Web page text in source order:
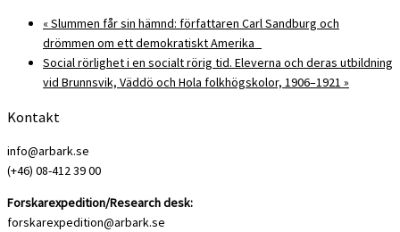
«Slummen får sin hämnd: författaren Carl Sandburg och
drömmen om ett demokratiskt Amerika
Social rörlighet i en socialt rörig tid. Eleverna och deras utbildning
vid Brunnsvik, Väddö och Hola folkhögskolor, 1906–1921 »
Kontakt
info@arbark.se
(+46) 08-412 39 00
Forskarexpedition/Research desk:
forskarexpedition@arbark.se